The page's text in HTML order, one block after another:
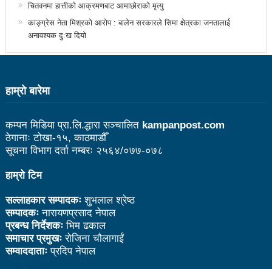
उत्कृष्ट
संविधानसभाबाट संविधान बनाउने मुद्दा जनयुद्धको मुख्य मुद्दा होः
प्रचण्ड
बोगटीको स्मृतिमा रक्तदान कार्यक्रम
पब्लिक स्पिच नेपालको विजेता बने दैलेखका दिल बहादुर
संविधानको रक्षा र कार्यान्वयनमा जनताको खबरदारी आवश्यकः
प्रचण्ड
माओवादीमा जनपरिचालनका कार्यक्रमको तयारीः तीन
आयोगको बैठक सकियो
वृत्तचित्र फिल्म ‘गर्ल्स रिराइटिङ डेस्टिनी’ को विशेष प्रदर्शनी
दुईपिपलमा बुधबार रोपाइ जात्राः कलाकारको व्यवस्थापनमा
चितवनमा हात्तीको आक्रमणबाट आमाछोराको मृत्यु
काङ्ग्रेस नेता मिश्रको आरोप : बालेन सरकारले सिमा क्षेत्रका जनतालाई
अनावश्यक दु:ख दियो
हाम्राे बारेमा
कम्पन मिडिया प्रा.लि.द्धारा सञ्चालित kampanpost.com
ठेगानाः टोखा-१५, काठमाडौँ
सूचना विभाग दर्ता नम्बरः २५६४/०७७-०७८
हाम्रो टिम
सल्लाहकार सम्पादकःशुभलाल श्रेष्ठ
सम्पादकःनारायणप्रसाद नेपाल
प्रबन्ध निर्देशकःभिम ढकाल
समाचार प्रमुखःरोजिना चौलागाईं
सम्वाददाताःप्रदिप नेपाल